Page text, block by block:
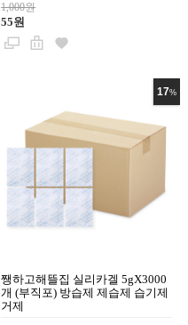
1,000원
55원
17%
쨍하고해뜰집 실리카겔 5gX3000
개 (부직포) 방습제 제습제 습기제
거제